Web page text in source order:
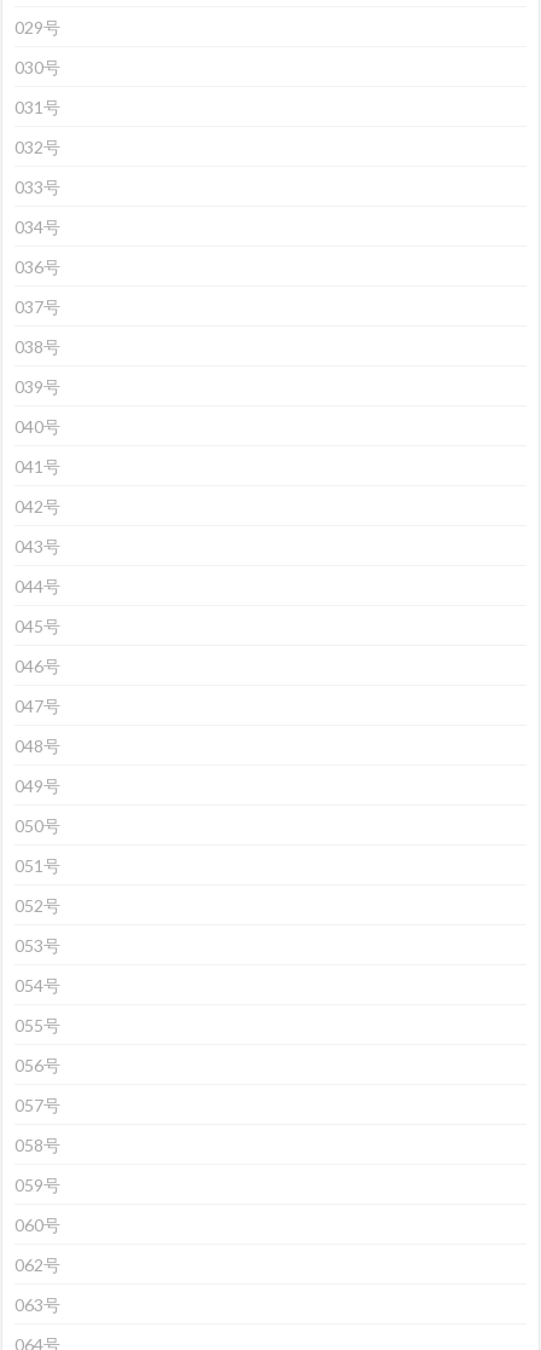
029号
030号
031号
032号
033号
034号
036号
037号
038号
039号
040号
041号
042号
043号
044号
045号
046号
047号
048号
049号
050号
051号
052号
053号
054号
055号
056号
057号
058号
059号
060号
062号
063号
064号